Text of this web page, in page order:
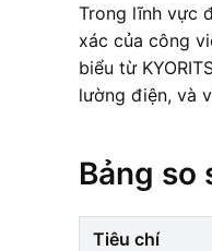
Trong lĩnh vực
xác của công
biểu từ
lường điện, và
Bảng so
Tiêu chí